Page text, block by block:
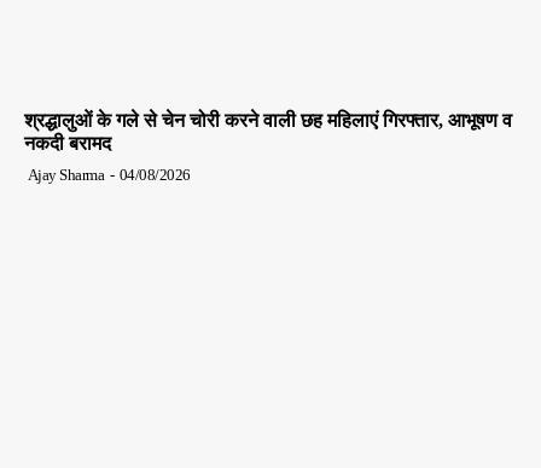
श्रद्धालुओं के गले से चेन चोरी करने वाली छह महिलाएं गिरफ्तार, आभूषण व
नकदी बरामद
Ajay Sharma - 04/08/2026